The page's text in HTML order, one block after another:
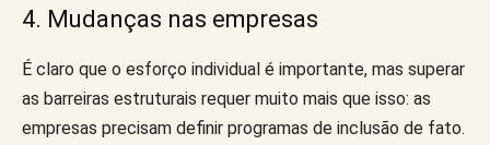
4. Mudanças nas empresas
É claro que o esforço individual é importante, mas superar
as barreiras estruturais requer muito mais que isso: as
empresas precisam definir programas de inclusão de fato.